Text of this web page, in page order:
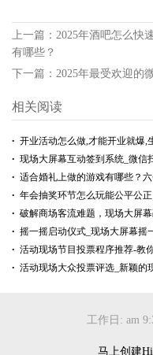
上一篇： 2025年酒吧怎么快
有哪些？
下一篇： 2025年最受欢迎的
相关阅读
开业活动怎么做,才能开业就爆,
现场大屏幕互动签到系统_微信
适合婚礼上做的游戏有哪些？
年会抽奖环节怎么玩能公平公
破解商场客流难题，现场大屏
摇一摇启动仪式_现场大屏幕摇
活动现场节目投票程序推荐-教
活动现场大众投票评选_新颖的
工作日: am
马上创建